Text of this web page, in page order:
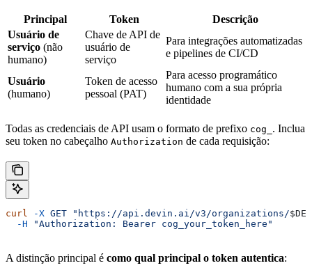
Principal Token
Descrição
Usuário de
serviço (não
humano)
Chave de API de
usuário de
serviço
Para integrações automatizadas
e pipelines de CI/CD
Usuário
(humano)
Token de acesso
pessoal (PAT)
Para acesso programático
humano com a sua própria
identidade
Todas as credenciais de API usam o formato de prefixo cog_ . Inclua
seu token no cabeçalho Authorization de cada requisição:
curl -X GET "https://api.devin.ai/v3/organizations/
  -H
"Authorization: Bearer cog_your_token_here"
A distinção principal é como qual principal o token autentica: